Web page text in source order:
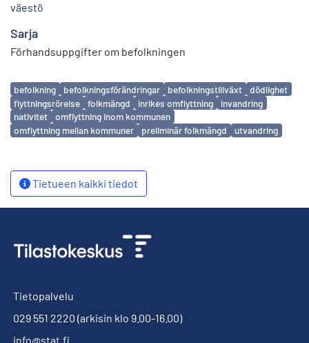
väestö
Sarja
Förhandsuppgifter om befolkningen
Avainsanat
befolkning befolkningsförändringar befolkningstillväxt
dödlighet
flyttningsrörelse
folkmängd inrikes omflyttning
invandring
nativitet
omflyttning inom kommunen
omflyttning mellan kommuner
preliminär folkmängd utvandring
Tietueen kaikki tiedot
Tietopalvelu
029 551 2220 (arkisin klo 9.00-16.00)
info@stat.fi